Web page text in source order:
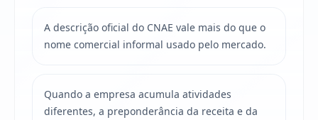
A descrição oficial do CNAE vale mais do que o
nome comercial informal usado pelo mercado.
Quando a empresa acumula atividades
diferentes, a preponderância da receita e da